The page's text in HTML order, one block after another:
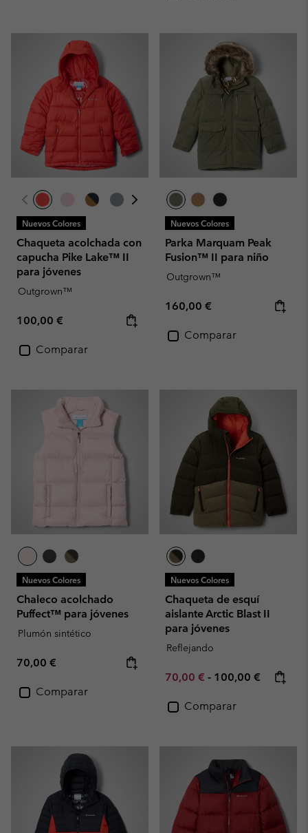
Nuevos Colores
Chaqueta acolchada con
capucha Pike Lake™ II
para jóvenes
Outgrown™
Regular price:
100,00 €
Comparar
Nuevos Colores
Parka Marquam Peak
Fusion™ II para niño
Outgrown™
Regular price:
160,00 €
Comparar
Nuevos Colores
Chaleco acolchado
Puffect™ para jóvenes
Plumón sintético
Regular price:
70,00 €
Comparar
Nuevos Colores
Chaqueta de esquí
aislante Arctic Blast II
para jóvenes
Reflejando
Minimum sale price:
70,00 € - Maximum price:
100,00 €
Comparar